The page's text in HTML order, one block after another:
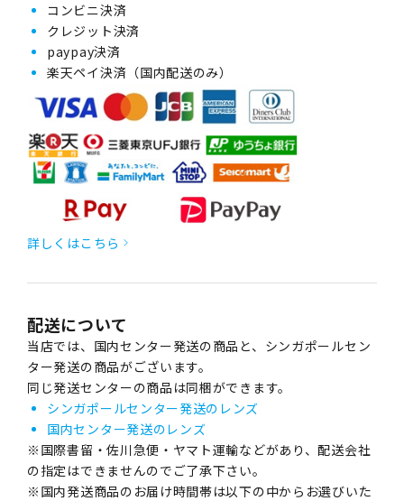
コンビニ決済
クレジット決済
paypay決済
楽天ペイ決済（国内配送のみ）
詳しくはこちら
配送について
当店では、国内センター発送の商品と、シンガポールセン
ター発送の商品がございます。
同じ発送センターの商品は同梱ができます。
シンガポールセンター発送のレンズ
国内センター発送のレンズ
※国際書留・佐川急便・ヤマト運輸などがあり、配送会社
の指定はできませんのでご了承下さい。
※国内発送商品のお届け時間帯は以下の中からお選びいた